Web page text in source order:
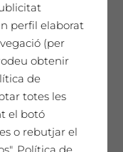
perfil elaborat
(per
obtenir
de
totes les
el botó
o rebutjar el